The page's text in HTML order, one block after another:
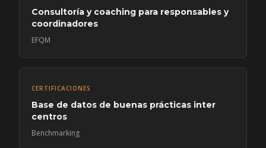
Consultoría y coaching para responsables y
coordinadores
EFQM
CERTIFICACIONES
Base de datos de buenas prácticas inter
centros
Benchmarking